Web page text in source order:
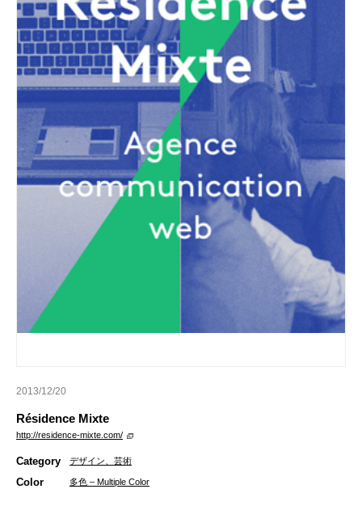
2013/12/20
Résidence Mixte
http://residence-mixte.com/
Category デザイン、芸術
Color 多色 – Multiple Color